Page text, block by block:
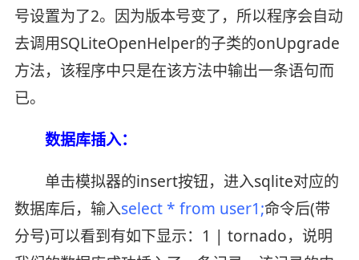
号设置为了2。因为版本号变了，所以程序会自动
去调用SQLiteOpenHelper的子类的onUpgrade
方法，该程序中只是在该方法中输出一条语句而
已。
数据库插入：
单击模拟器的insert按钮，进入sqlite对应的
数据库后，输入select * from user1;命令后(带
分号)可以看到有如下显示：1 | tornado，说明